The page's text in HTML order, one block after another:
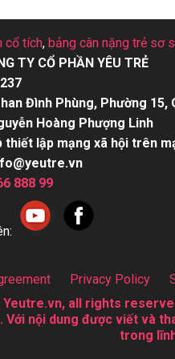
cổ tích, bảng cân nặng trẻ sơ
TY CỔ PHẦN YÊU TRẺ
Đình Phùng, Phường 15,
Hoàng Phượng Linh
thiết lập mạng xã hội trên
888 99
Privacy Policy
all rights
Với nội dung được viết và
trong